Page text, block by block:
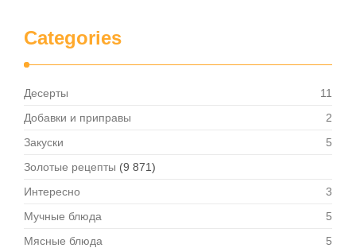
Categories
Десерты
11
Добавки и приправы
2
Закуски
5
Золотые рецепты (9 871)
Интересно
3
Мучные блюда
5
Мясные блюда
5